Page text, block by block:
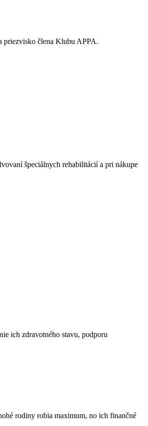
priezvisko člena Klubu APPA.
špeciálnych rehabilitácií a pri nákupe
ich zdravotného stavu, podporu
rodiny robia maximum, no ich finančné